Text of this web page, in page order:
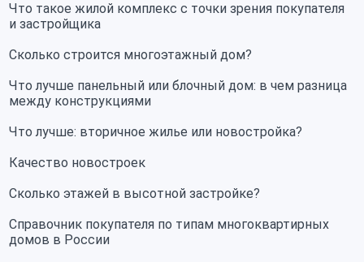
Что такое жилой комплекс с точки зрения покупателя
и застройщика
Сколько строится многоэтажный дом?
Что лучше панельный или блочный дом: в чем разница
между конструкциями
Что лучше: вторичное жилье или новостройка?
Качество новостроек
Сколько этажей в высотной застройке?
Справочник покупателя по типам многоквартирных
домов в России